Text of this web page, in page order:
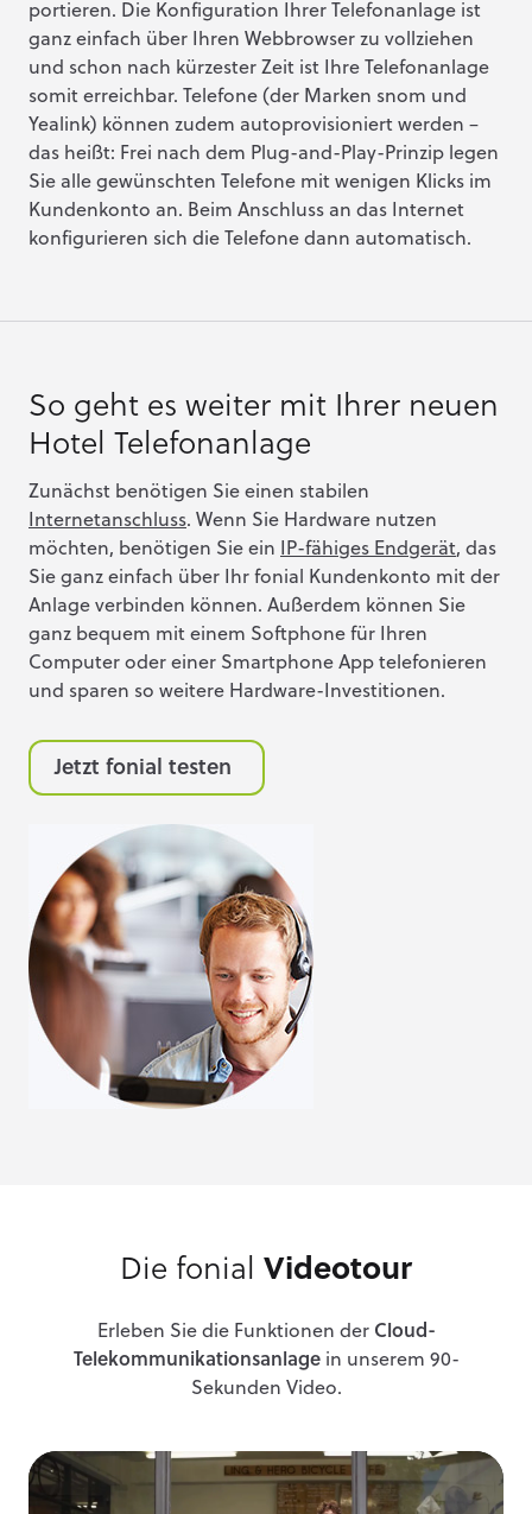
portieren. Die Konfiguration Ihrer Telefonanlage ist
ganz einfach über Ihren Webbrowser zu vollziehen
und schon nach kürzester Zeit ist Ihre Telefonanlage
somit erreichbar. Telefone (der Marken snom und
Yealink) können zudem autoprovisioniert werden –
das heißt: Frei nach dem Plug-and-Play-Prinzip legen
Sie alle gewünschten Telefone mit wenigen Klicks im
Kundenkonto an. Beim Anschluss an das Internet
konfigurieren sich die Telefone dann automatisch.
So geht es weiter mit Ihrer neuen
Hotel Telefonanlage
Zunächst benötigen Sie einen stabilen
Internetanschluss. Wenn Sie Hardware nutzen
möchten, benötigen Sie ein
IP-fähiges Endgerät, das
Sie ganz einfach über Ihr fonial Kundenkonto mit der
Anlage verbinden können. Außerdem können Sie
ganz bequem mit einem Softphone für Ihren
Computer oder einer Smartphone App telefonieren
und sparen so weitere Hardware-Investitionen.
Jetzt fonial testen
Die fonial Videotour
Erleben Sie die Funktionen der Cloud-
Telekommunikationsanlagein unserem 90-
Sekunden Video.